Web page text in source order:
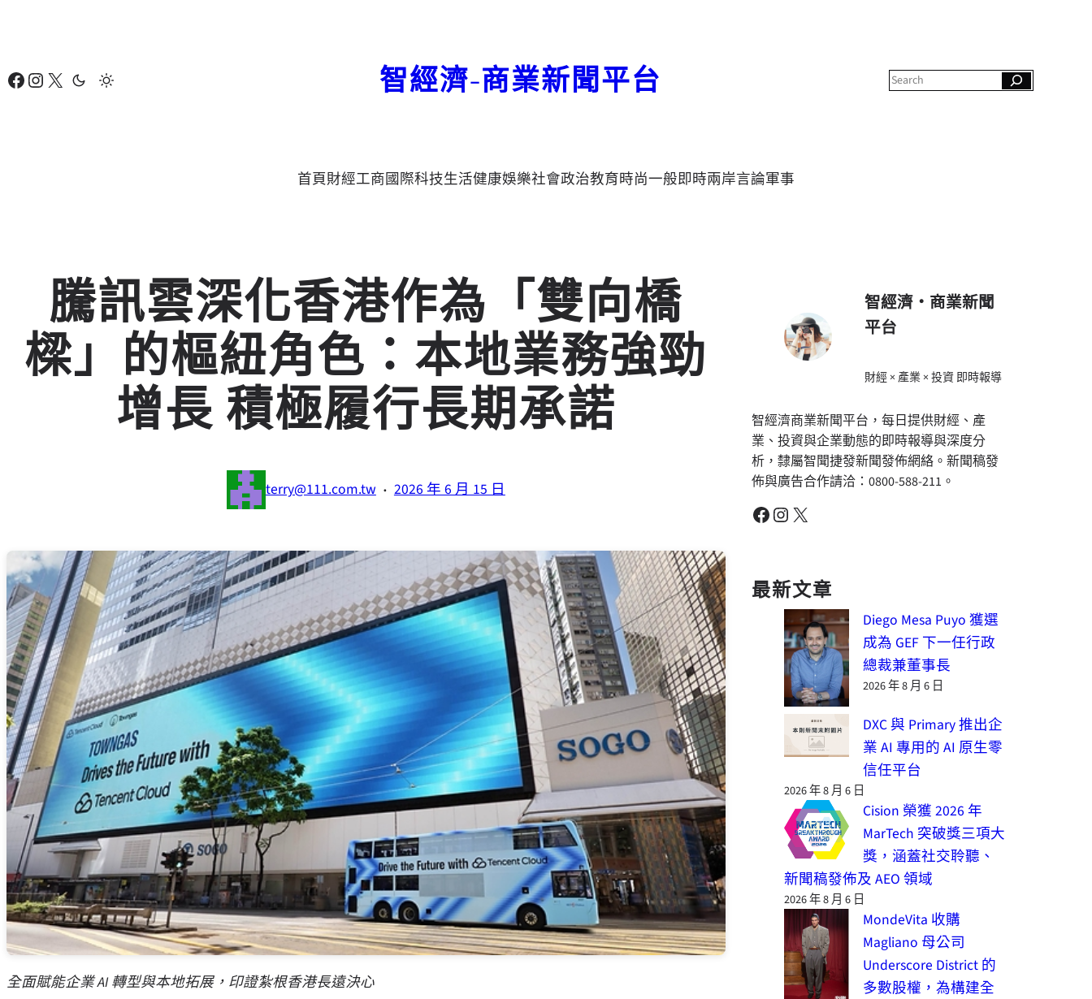
要
Facebook Instagram X 智經濟-商業新聞平台
c
首頁財經工商國際科技生活健康娛樂社會政治教育時尚一般即時兩岸言論軍事
騰訊雲深化香港作為「雙向橋
樑」的樞紐角色：本地業務強勁
增長 積極履行長期承諾
terry@111.com.tw · 2026 年 6 月 15 日
全面賦能企業AI轉型與本地拓展，印證紮根香港長遠決心
智經濟・商業新聞
平台
財經 × 產業 × 投資 即時報導
智經濟商業新聞平台，每日提供財經、產
業、投資與企業動態的即時報導與深度分
析，隸屬智聞捷發新聞發佈網絡。新聞稿發
佈與廣告合作請洽：0800-588-211。
Facebook Instagram X
最新文章
Diego Mesa Puyo 獲選
成為 GEF 下一任行政
總裁兼董事長
2026 年 8 月 6 日
DXC 與 Primary 推出企
業 AI 專用的 AI 原生零
信任平台
2026 年 8 月 6 日
Cision 榮獲 2026 年
MarTech 突破獎三項大
獎，涵蓋社交聆聽、
新聞稿發佈及 AEO 領域
2026 年 8 月 6 日
MondeVita 收購
Magliano 母公司
Underscore District 的
多數股權，為構建全